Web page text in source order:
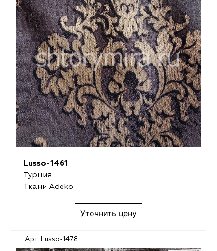
Lusso-1461
Турция
Ткани Adeko
Уточнить цену
Арт. Lusso-1478